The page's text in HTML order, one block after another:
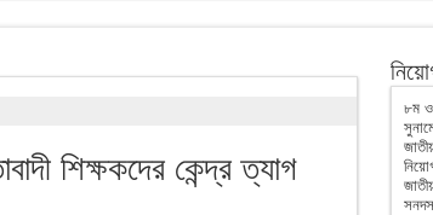
শিক্ষকদের কেন্দ্র ত্যাগ
৮ম